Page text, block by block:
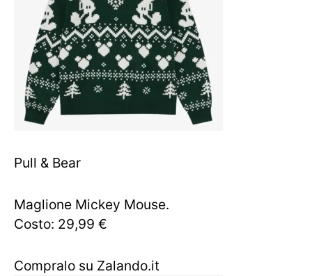
Pull & Bear
Maglione Mickey Mouse.
Costo: 29,99 €
Compralo su Zalando.it